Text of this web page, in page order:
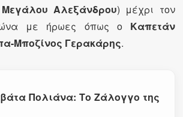
Μεγάλου Αλεξάνδρου) μέχρι τον
με ήρωες όπως ο Καπετάν
Μποζίνος Γερακάρης.
Πολιάνα: Το Ζάλογγο της